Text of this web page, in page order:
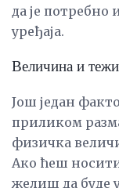
да је
уређаја.
Величина и
Још један
приликом
физичка
Ако ћеш
желиш да буде